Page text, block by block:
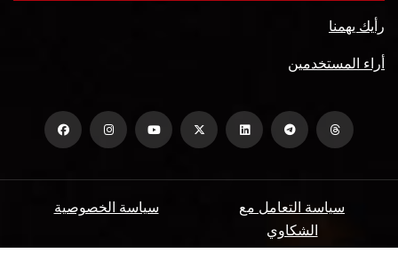
رأيك يهمنا
أراء المستخدمين
سياسة الخصوصية
سياسة التعامل مع
الشكاوي